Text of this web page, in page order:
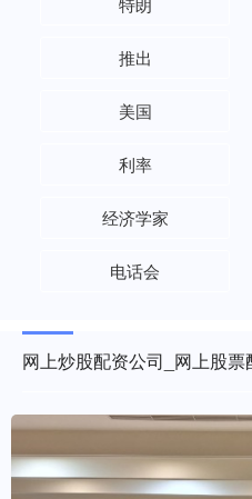
推出
美国
利率
经济学家
电话会
网上炒股配资公司_网上股